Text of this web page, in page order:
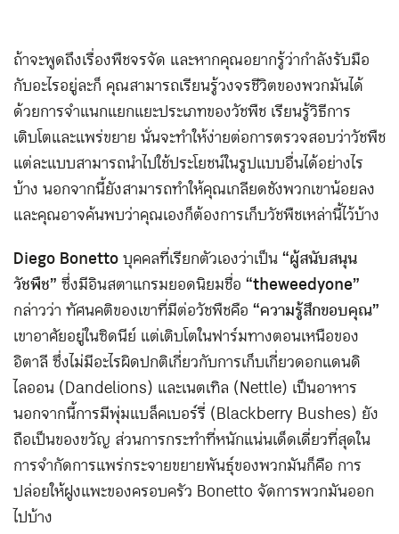
ถ้าจะพูดถึงเรื่องพืชจรจัด และหากคุณอยากรู้ว่ากำลังรับมือ
กับอะไรอยู่ละก็ คุณสามารถเรียนรู้วงจรชีวิตของพวกมันได้
ด้วยการจำแนกแยกแยะประเภทของวัชพืช เรียนรู้วิธีการ
เติบโตและแพร่ขยาย นั่นจะทำให้ง่ายต่อการตรวจสอบว่าวัชพืช
แต่ละแบบสามารถนำไปใช้ประโยชน์ในรูปแบบอื่นได้อย่างไร
บ้าง นอกจากนี้ยังสามารถทำให้คุณเกลียดชังพวกเขาน้อยลง
และคุณอาจค้นพบว่าคุณเองก็ต้องการเก็บวัชพืชเหล่านี้ไว้บ้าง
Diego Bonettoบุคคลที่เรียกตัวเองว่าเป็น“ผู้สนับสนุน
วัชพืช”ซึ่งมีอินสตาแกรมยอดนิยมชื่อ“theweedyone”
กล่าวว่า ทัศนคติของเขาที่มีต่อวัชพืชคือ“ความรู้สึกขอบคุณ”
เขาอาศัยอยู่ในซิดนีย์ แต่เติบโตในฟาร์มทางตอนเหนือของ
อิตาลี ซึ่งไม่มีอะไรผิดปกติเกี่ยวกับการเก็บเกี่ยวดอกแดนดิ
ไลออน (Dandelions) และเนตเทิล (Nettle) เป็นอาหาร
นอกจากนี้การมีพุ่มแบล็คเบอร์รี่ (Blackberry Bushes) ยัง
ถือเป็นของขวัญ ส่วนการกระทำที่หนักแน่นเด็ดเดี่ยวที่สุดใน
การจำกัดการแพร่กระจายขยายพันธุ์ของพวกมันก็คือ การ
ปล่อยให้ฝูงแพะของครอบครัว Bonetto จัดการพวกมันออก
ไปบ้าง